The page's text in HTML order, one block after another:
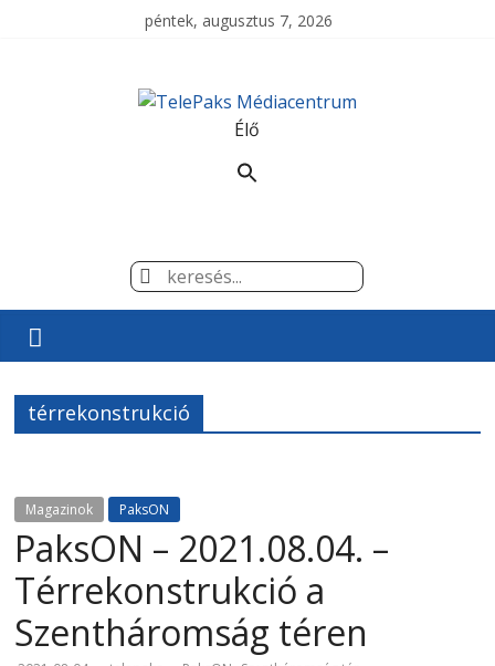
péntek, augusztus 7, 2026
TelePaks
Médiacentrum
Élő
térrekonstrukció
Magazinok PaksON
PaksON – 2021.08.04. –
Térrekonstrukció a
Szentháromság téren